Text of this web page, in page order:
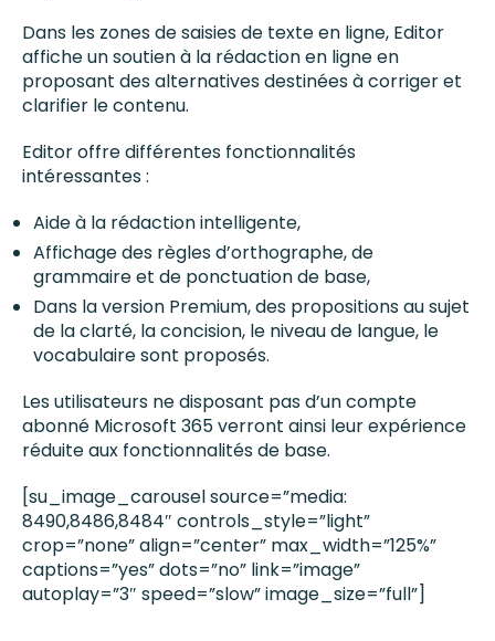
Dans les zones de saisies de texte en ligne, Editor
affiche un soutien à la rédaction en ligne en
proposant des alternatives destinées à corriger et
clarifier le contenu.
Editor offre différentes fonctionnalités
intéressantes :
Aide à la rédaction intelligente,
Affichage des règles d’orthographe, de
grammaire et de ponctuation de base,
Dans la version Premium, des propositions au sujet
de la clarté, la concision, le niveau de langue, le
vocabulaire sont proposés.
Les utilisateurs ne disposant pas d’un compte
abonné Microsoft 365 verront ainsi leur expérience
réduite aux fonctionnalités de base.
[su_image_carousel source=”media:
8490,8486,8484″ controls_style=”light”
crop=”none” align=”center” max_width=”125%”
captions=”yes” dots=”no” link=”image”
autoplay=”3″ speed=”slow” image_size=”full”]